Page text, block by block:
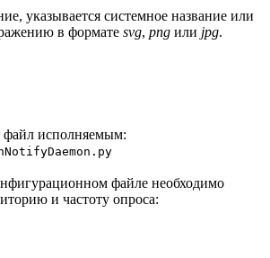
указывается системное название или
в формате svg, png или jpg.
файл исполняемым:
файле необходимо
и частоту опроса: